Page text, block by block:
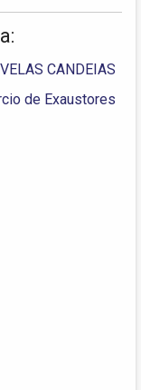
CANDEIAS
de Exaustores